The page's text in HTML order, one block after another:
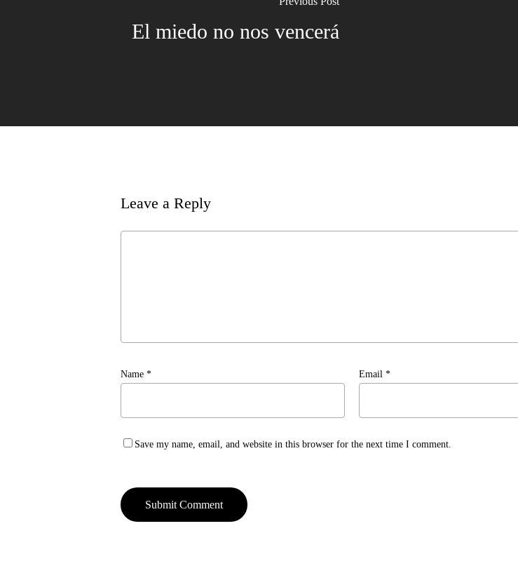
El miedo no nos vencerá
Leave a Reply
Name * Email *
Save my name, email, and website in this browser for the next time I comment.